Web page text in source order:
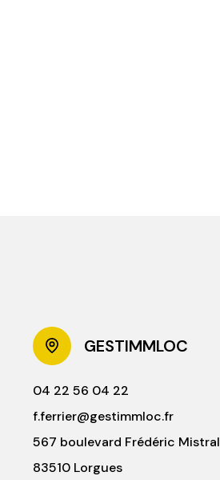
GESTIMMLOC
04 22 56 04 22
f.ferrier@gestimmloc.fr
567 boulevard Frédéric Mistral
83510 Lorgues